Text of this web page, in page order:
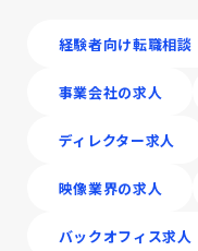
経験者向け転職相談
事業会社の求人
ディレクター求人
映像業界の求人
バックオフィス求人